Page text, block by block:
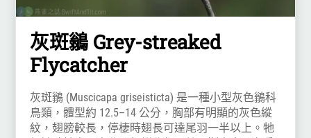
灰斑鶲 Grey-streaked
Flycatcher
灰斑鶲 (Muscicapa griseisticta) 是一種小型灰色鶲科
鳥類，體型約 12.5–14 公分，胸部有明顯的灰色縱
紋，翅膀較長，停棲時翅長可達尾羽一半以上。牠